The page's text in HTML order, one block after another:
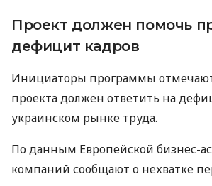
Проект должен помочь
дефицит кадров
Инициаторы программы
проекта должен ответить на
украинском рынке труда.
По данным Европейской бизнес-
компаний сообщают о нехватке